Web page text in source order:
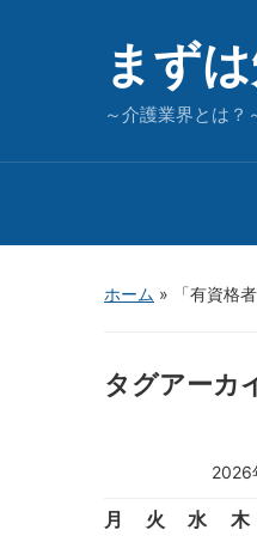
まず
～介護業界とは？
ホーム » 「有資格
タグアーカ
2026
月 火 水 木